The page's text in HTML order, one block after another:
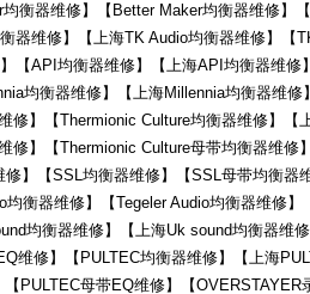
衡器维修】【Better Maker均衡器维修】
器维修】【上海TK Audio均衡器维修】【
【API均衡器维修】【上海API均衡器维
均衡器维修】【上海Millennia均衡器维
修】【Thermionic Culture均衡器维修】【
修】【Thermionic Culture母带均衡器维
】【SSL均衡器维修】【SSL母带均衡器
衡器维修】【Tegeler Audio均衡器维修
均衡器维修】【上海Uk sound均衡器维
维修】【PULTEC均衡器维修】【上海
【PULTEC母带EQ维修】【